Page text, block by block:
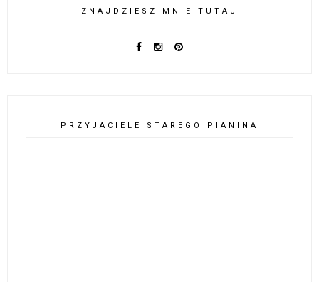
ZNAJDZIESZ MNIE TUTAJ
PRZYJACIELE STAREGO PIANINA